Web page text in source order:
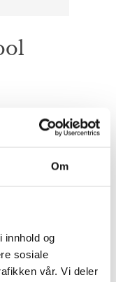
Om
innhold og
sosiale
vår. Vi deler